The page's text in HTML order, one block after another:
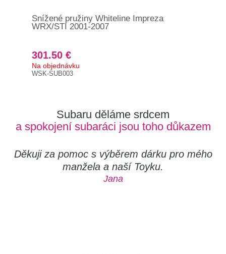
Snížené pružiny Whiteline Impreza
WRX/STI 2001-2007
301.50 €
Na objednávku
WSK-SUB003
Subaru děláme srdcem
a spokojení subaráci jsou toho důkazem
Děkuji za pomoc s výběrem dárku pro mého
manžela a naší Toyku.
Jana